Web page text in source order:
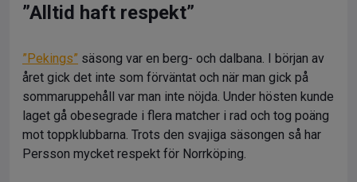
”Alltid haft respekt”
”Pekings” säsong var en berg- och dalbana. I början av
året gick det inte som förväntat och när man gick på
sommaruppehåll var man inte nöjda. Under hösten kunde
laget gå obesegrade i flera matcher i rad och tog poäng
mot toppklubbarna. Trots den svajiga säsongen så har
Persson mycket respekt för Norrköping.